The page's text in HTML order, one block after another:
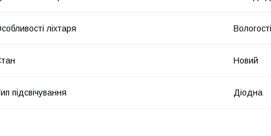
ліхтаря
Новий
підсвічування Діодна